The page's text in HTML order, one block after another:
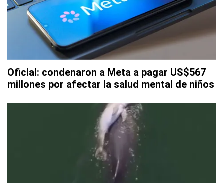
Oficial: condenaron a Meta a pagar US$567
millones por afectar la salud mental de niños